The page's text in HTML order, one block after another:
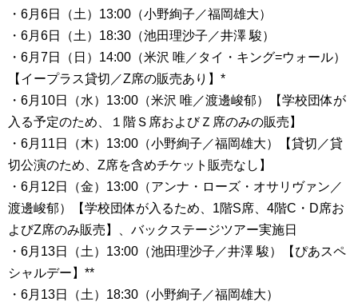
・6月6日（土）13:00（小野絢子／福岡雄大）
・6月6日（土）18:30（池田理沙子／井澤 駿）
・6月7日（日）14:00（米沢 唯／タイ・キング=ウォール）
【イープラス貸切／Z席の販売あり】*
・6月10日（水）13:00（米沢 唯／渡邊峻郁）【学校団体が
入る予定のため、１階Ｓ席およびＺ席のみの販売】
・6月11日（木）13:00（小野絢子／福岡雄大）【貸切／貸
切公演のため、 Z席を含めチケット販売なし】
・6月12日（金）13:00（アンナ・ローズ・オサリヴァン／
渡邊峻郁）【学校団体が入るため、 1階S席、4階C・D席お
よびZ席のみ販売】、バックステージツアー実施日
・6月13日（土）13:00（池田理沙子／井澤 駿）【ぴあスペ
シャルデー】**
・6月13日（土）18:30（小野絢子／福岡雄大）